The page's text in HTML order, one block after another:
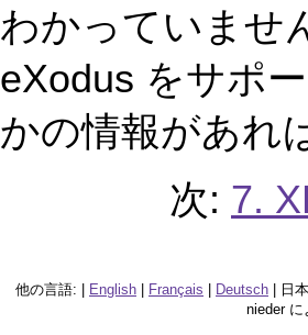
わかっていませ
eXodus をサポ
かの情報があれ
次: 7.
他の言語: | English Français Deutsch | 日
nieder に